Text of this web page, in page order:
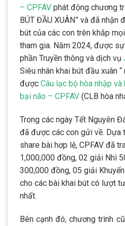
– CPFAV phát động chương
BÚT ĐẦU XUÂN” và đã nhận
bút của các con trên khắp
tham gia. Năm 2024, được
phần Truyền thông và dịch vụ
Siêu nhân khai bút đầu xuân
được Câu lạc bộ hòa nhập
bại não – CPFAV (CLB hòa
Trong các ngày Tết Nguyên
đã được các con gửi về. Dựa
share bài hợp lệ, CPFAV đã
1,000,000 đồng, 02 giải Nhì
300,000 đồng, 05 giải
cho các bài khai bút có lượt
nhất.
Bên cạnh đó, chương trình